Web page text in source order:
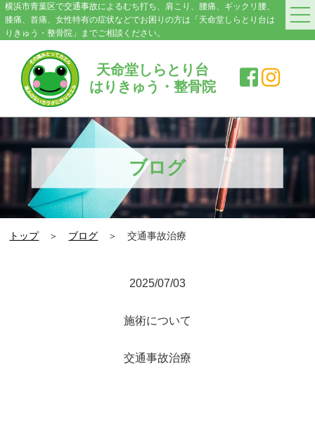
横浜市青葉区で交通事故によるむち打ち、肩こり、腰痛、ギックリ腰、
膝痛、首痛、女性特有の症状などでお困りの方は「天命堂しらとり台は
りきゅう・整骨院」までご相談ください。
天命堂しらとり台
はりきゅう・整骨院
HOME
料金案内
院紹介・アクセス
症状別施術メニュー
交通事故|むち打ち
肩こり
ブログ
トップ＞ ブログ ＞ 交通事故治療
2025/07/03
施術について
交通事故治療